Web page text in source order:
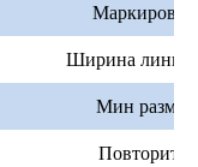
Маркировка
Ширина линии
Мин размер
Повторите